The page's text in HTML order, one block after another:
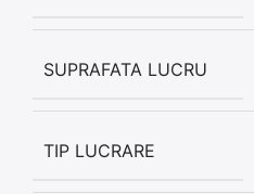
SUPRAFATA LUCRU
TIP LUCRARE